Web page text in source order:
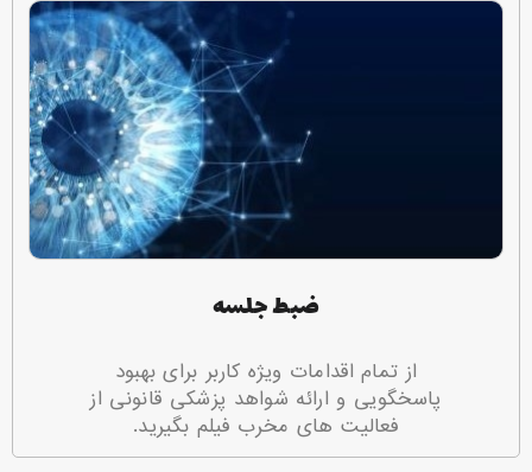
ضبط جلسه
از تمام اقدامات ویژه کاربر برای بهبود
پاسخگویی و ارائه شواهد پزشکی قانونی از
فعالیت های مخرب فیلم بگیرید.